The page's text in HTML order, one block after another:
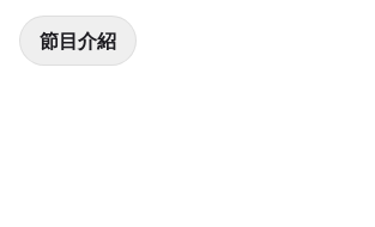
節目介紹